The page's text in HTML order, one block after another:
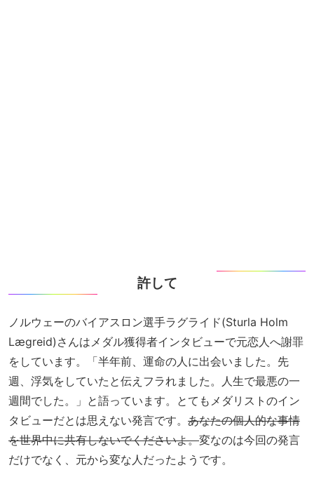
許して
ノルウェーのバイアスロン選手ラグライド(Sturla Holm
Lægreid)さんはメダル獲得者インタビューで元恋人へ謝罪
をしています。「半年前、運命の人に出会いました。先
週、浮気をしていたと伝えフラれました。人生で最悪の一
週間でした。」と語っています。とてもメダリストのイン
タビューだとは思えない発言です。 あなたの個人的な事情
を世界中に共有しないでくださいよ。変なのは今回の発言
だけでなく、元から変な人だったようです。